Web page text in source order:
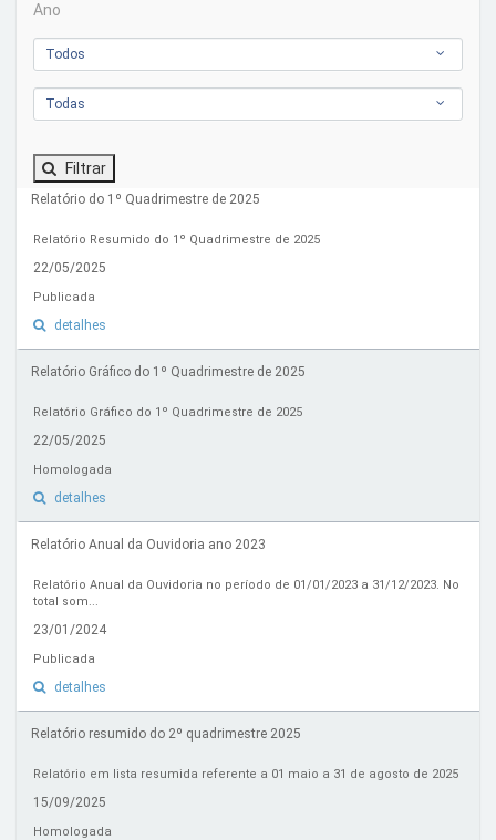
Ano
Todos
Todas
Filtrar
Relatório do 1º Quadrimestre de 2025
Relatório Resumido do 1º Quadrimestre de 2025
22/05/2025
Publicada
detalhes
Relatório Gráfico do 1º Quadrimestre de 2025
Relatório Gráfico do 1º Quadrimestre de 2025
22/05/2025
Homologada
detalhes
Relatório Anual da Ouvidoria ano 2023
Relatório Anual da Ouvidoria no período de 01/01/2023 a 31/12/2023. No
total som...
23/01/2024
Publicada
detalhes
Relatório resumido do 2º quadrimestre 2025
Relatório em lista resumida referente a 01 maio a 31 de agosto de 2025
15/09/2025
Homologada